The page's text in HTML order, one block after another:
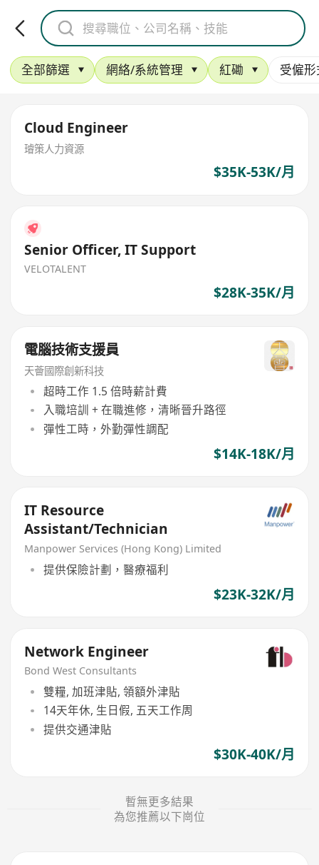
全部篩選 網絡/系統管理 紅磡 受僱形
Cloud Engineer
璿策人力資源
$35K-53K/月
Senior Officer, IT Support
VELOTALENT
$28K-35K/月
電腦技術支援員
天薈國際創新科技
超時工作 1.5 倍時薪計費
入職培訓 + 在職進修，清晰晉升路徑
彈性工時，外勤彈性調配
$14K-18K/月
IT Resource
Assistant/Technician
Manpower Services (Hong Kong) Limited
提供保險計劃，醫療福利
$23K-32K/月
Network Engineer
Bond West Consultants
雙糧, 加班津貼, 領額外津貼
14天年休, 生日假, 五天工作周
提供交通津貼
$30K-40K/月
暫無更多結果
為您推薦以下崗位